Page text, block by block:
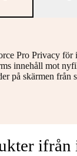
Pro Privacy
innehåll mot
på skärmen
ifrån